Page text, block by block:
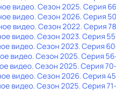
видео. Сезон 2025. Серия
видео. Сезон 2026. Серия
видео. Сезон 2022. Серия
видео. Сезон 2023. Серия
видео. Сезон 2023. Серия
видео. Сезон 2025. Серия
видео. Сезон 2025. Серия
видео. Сезон 2026. Серия
видео. Сезон 2025. Серия